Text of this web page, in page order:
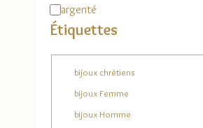
Couleur
argenté
Étiquettes
Étiquette
bijoux chrétiens
bijoux Femme
bijoux Homme